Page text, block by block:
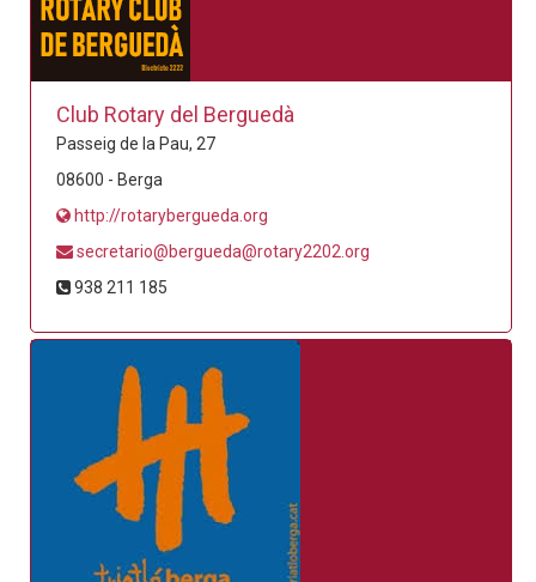
Club Rotary del Berguedà
Passeig de la Pau, 27
08600 - Berga
http://rotarybergueda.org
secretario@bergueda@rotary2202.org
938 211 185